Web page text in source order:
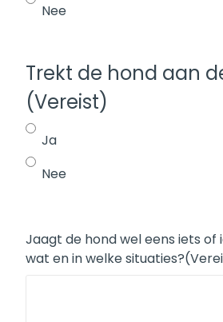
Nee
Trekt de hond aan
(Vereist)
Ja
Nee
Jaagt de hond wel eens iets of
wat en in welke situaties?